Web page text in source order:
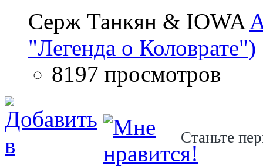
Серж Танкян & IOWA
"Легенда о Коловрате")
8197 просмотров
Станьте